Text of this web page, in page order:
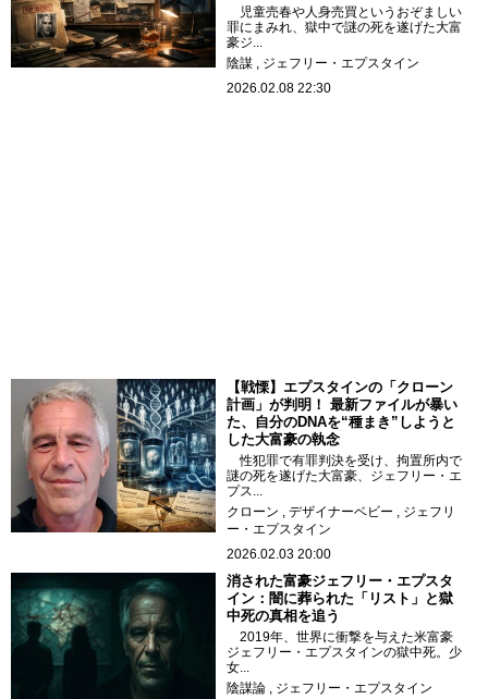
児童売春や人身売買というおぞましい
罪にまみれ、獄中で謎の死を遂げた大富
豪ジ...
陰謀
ジェフリー・エプスタイン
2026.02.08 22:30
【戦慄】エプスタインの「クローン
計画」が判明！ 最新ファイルが暴い
た、自分のDNAを“種まき”しようと
した大富豪の執念
性犯罪で有罪判決を受け、拘置所内で
謎の死を遂げた大富豪、ジェフリー・エ
プス...
クローン
デザイナーベビー
ジェフリ
ー・エプスタイン
2026.02.03 20:00
消された富豪ジェフリー・エプスタ
イン：闇に葬られた「リスト」と獄
中死の真相を追う
2019年、世界に衝撃を与えた米富豪
ジェフリー・エプスタインの獄中死。少
女...
陰謀論
ジェフリー・エプスタイン